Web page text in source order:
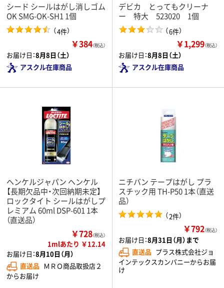
シード シールはがし消しゴム
OK SMG-OK-SH1 1個
（4件）
￥384（税込）
お届け日：8月8日（土）
アスクル在庫商品
デビカ とってもクリーナ
ー 特大 523020 1個
（6件）
￥1,299（税込）
お届け日：8月8日（土）
アスクル在庫商品
ヘンケルジャパン ヘンケル
【長期欠品中・次回納期未定】
ロックタイト シールはがしプ
レミアム 60ml DSP-601 1本
（直送品）
￥728（税込）
1mlあたり ￥12.14
お届け日：8月10日（月）
直送品 ＭＲＯ商品取扱店２
からお届け
ニチバン テープはがし プラ
スチック用 TH-P50 1本（直送
品）
（2件）
￥792（税込）
お届け日：8月31日（月）まで
直送品 プラス株式会社ジョ
インテックスカンパニーからお届
け